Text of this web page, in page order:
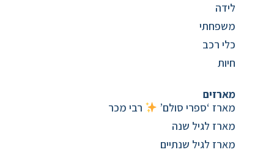
לידה
משפחתי
כלי רכב
חיות
מארזים
מארז ‘ספרי סולם’
רבי מכר
מארז לגיל שנה
מארז לגיל שנתיים